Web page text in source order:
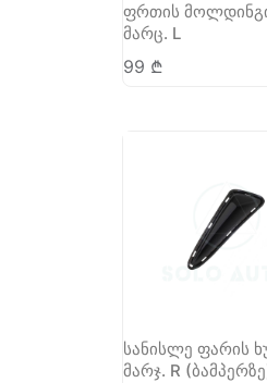
ფრთის მოლდინგი
მარც. L
99 ₾
სანისლე ფარის
მარჯ. R